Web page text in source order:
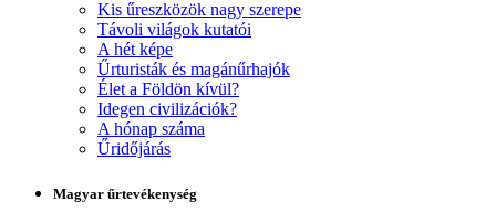
Kis űreszközök nagy szerepe
Távoli világok kutatói
A hét képe
Űrturisták és magánűrhajók
Élet a Földön kívül?
Idegen civilizációk?
A hónap száma
Űridőjárás
Magyar űrtevékenység